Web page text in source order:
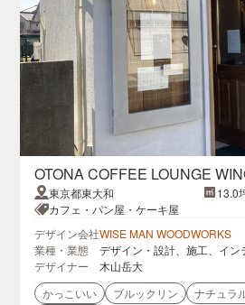
OTONA COFFEE LOUNGE
東京都東大和
13.0
カフェ・パン屋・ケーキ屋
デザイン会社WISE MAN WOODWORKS
業種・業態
デザイン・設計、施工、イン
デザイナー
木山岳大
かっこいい
ブルックリン ナチュラ